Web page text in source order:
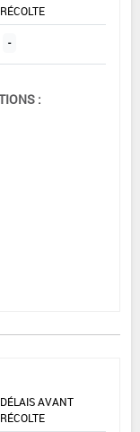
RÉCOLTE
-
:
DÉLAIS AVANT
RÉCOLTE